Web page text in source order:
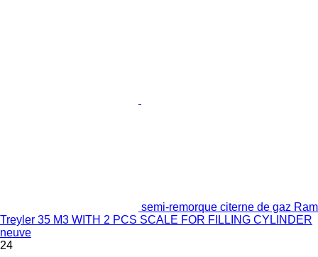
semi-remorque citerne de gaz Ram
Treyler 35 M3 WITH 2 PCS SCALE FOR FILLING CYLINDER
neuve
24